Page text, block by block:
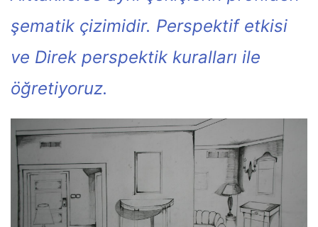
şematik çizimidir. Perspektif etkisi
ve Direk perspektik kuralları ile
öğretiyoruz.